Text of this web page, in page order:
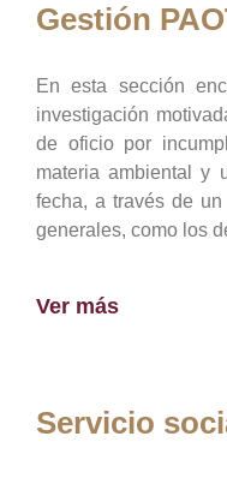
Gestión
En esta sección
investigación
de oficio por
materia ambiental y
fecha, a través de
generales, como los
Ver más
Servicio